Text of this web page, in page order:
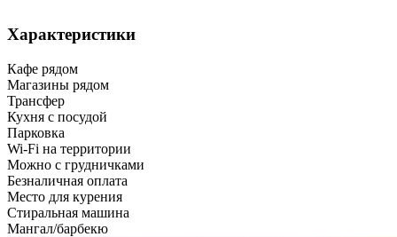
Характеристики
Кафе рядом
Магазины рядом
Трансфер
Кухня с посудой
Парковка
Wi-Fi на территории
Можно с грудничками
Безналичная оплата
Место для курения
Стиральная машина
Мангал/барбекю